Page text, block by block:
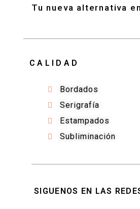
Tu nueva alternativa
CALIDAD
Bordados
Serigrafía
Estampados
Subliminación
SIGUENOS EN LAS